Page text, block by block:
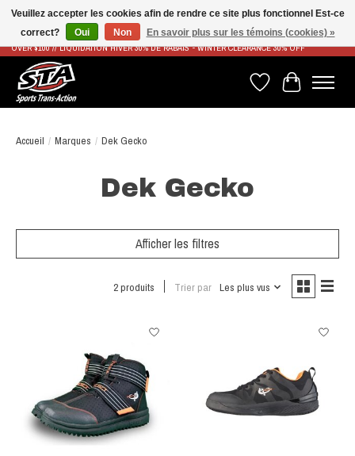
LIVRAISON RAPIDE ET GRATUITE À PARTIR DE 100$ - FAST & FREE SHIPPING ON ORDERS
OVER $100 // LIQUIDATION HIVER 30% DE RABAIS - WINTER CLEARANCE 30% OFF
Liste de souhaits
Panier
Accueil / Marques / Dek Gecko
Dek Gecko
Afficher les filtres
2 produits Trier par Les plus vus
Veuillez accepter les cookies afin de rendre ce site plus fonctionnel Est-ce
correct?
Oui Non En savoir plus sur les témoins (cookies) »